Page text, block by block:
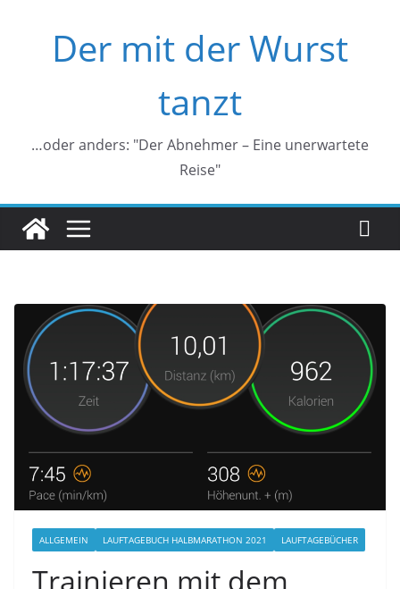
springenDer mit der Wurst
tanzt
…oder anders: "Der Abnehmer – Eine unerwartete
Reise"
ALLGEMEIN LAUFTAGEBUCH HALBMARATHON 2021 LAUFTAGEBÜCHER
Trainieren mit dem